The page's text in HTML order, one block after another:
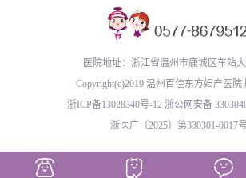
医院地址：浙江省温州市鹿城区车站
Copyright(c)2019 温州百佳东方妇产医院
浙ICP备13028340号-12 浙公网安备
浙医广〔2025〕第330301-0017号